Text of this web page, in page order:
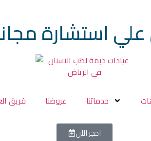
استشارة
فريق عروضنا خدماتنا
احجز الآن